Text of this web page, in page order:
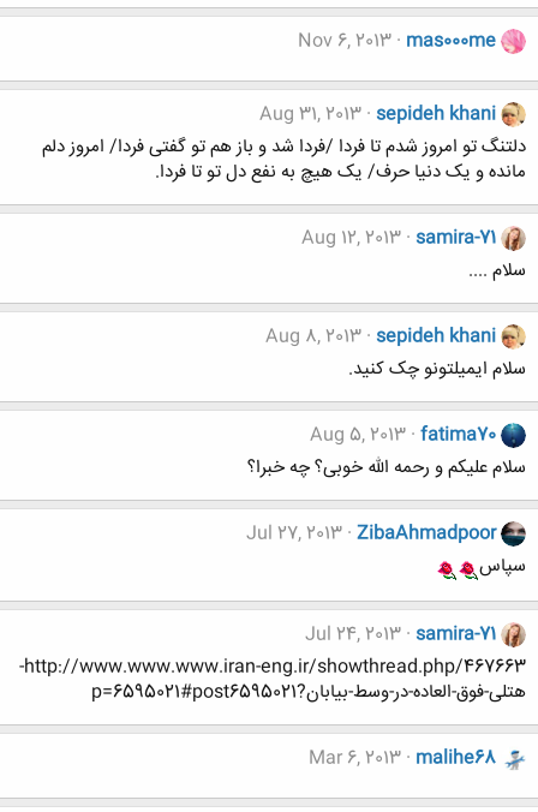
mas000me
Nov 6, 2013
sepideh khani
Aug 31, 2013
دلتنگ تو امروز شدم تا فردا /فردا شد و باز هم تو گفتی فردا/ امروز دلم
مانده و یک دنیا حرف/ یک هیچ به نفع دل تو تا فردا.
samira-71
Aug 12, 2013
سلام ....
sepideh khani
Aug 8, 2013
سلام ایمیلتونو چک کنید.
fatima70
Aug 5, 2013
سلام علیکم و رحمه الله خوبی؟ چه خبرا؟
ZibaAhmadpoor
Jul 27, 2013
سپاس
samira-71
Jul 24, 2013
http://www.www.www.iran-eng.ir/showthread.php/467663-
هتلی-فوق-العاده-در-وسط-بیابان?p=6595021#post6595021
malihe68
Mar 6, 2013